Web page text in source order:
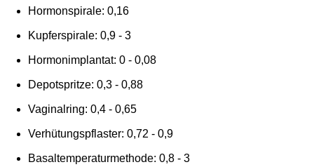
Hormonspirale: 0,16
Kupferspirale: 0,9 - 3
Hormonimplantat: 0 - 0,08
Depotspritze: 0,3 - 0,88
Vaginalring: 0,4 - 0,65
Verhütungspflaster: 0,72 - 0,9
Basaltemperaturmethode: 0,8 - 3